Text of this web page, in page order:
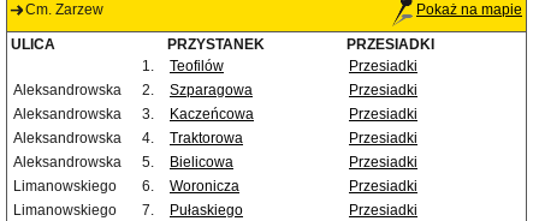
Cm. Zarzew Pokaż na mapie
ULICA PRZYSTANEK
PRZESIADKI
1.
Teofilów
Przesiadki
Aleksandrowska
2. Szparagowa
Przesiadki
Aleksandrowska
3. Kaczeńcowa
Przesiadki
Aleksandrowska
4. Traktorowa
Przesiadki
Aleksandrowska
5. Bielicowa
Przesiadki
Limanowskiego
6. Woronicza
Przesiadki
Limanowskiego
7. Pułaskiego
Przesiadki